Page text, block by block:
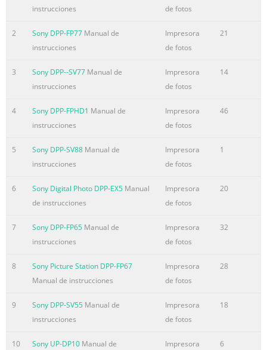
instrucciones
de fotos
2 Sony DPP-FP77 Manual de
instrucciones
Impresora
de fotos
21
3 Sony DPP--SV77 Manual de
instrucciones
Impresora
de fotos
14
4 Sony DPP-FPHD1 Manual de
instrucciones
Impresora
de fotos
46
5 Sony DPP-SV88 Manual de
instrucciones
Impresora
de fotos
1
6 Sony Digital Photo DPP-EX5 Manual
de instrucciones
Impresora
de fotos
20
7 Sony DPP-FP65 Manual de
instrucciones
Impresora
de fotos
32
8
Sony Picture Station DPP-FP67
Manual de instrucciones
Impresora
de fotos
28
9 Sony DPP-SV55 Manual de
instrucciones
Impresora
de fotos
18
10 Sony UP-DP10 Manual de
Impresora
6